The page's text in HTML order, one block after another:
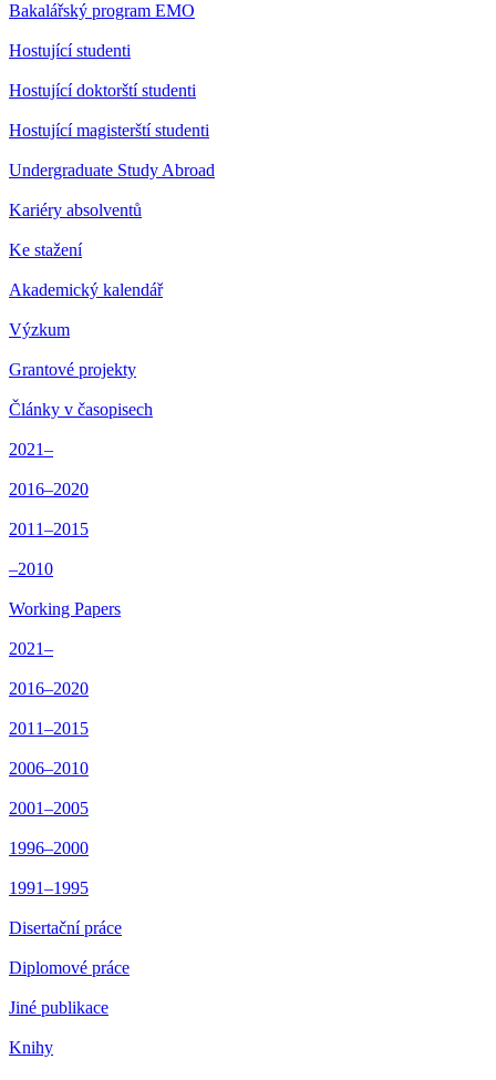
Bakalářský program EMO
Hostující studenti
Hostující doktorští studenti
Hostující magisterští studenti
Undergraduate Study Abroad
Kariéry absolventů
Ke stažení
Akademický kalendář
Výzkum
Grantové projekty
Články v časopisech
2021–
2016–2020
2011–2015
–2010
Working Papers
2021–
2016–2020
2011–2015
2006–2010
2001–2005
1996–2000
1991–1995
Disertační práce
Diplomové práce
Jiné publikace
Knihy